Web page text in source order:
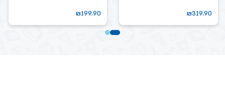
₪319.90
₪199.90